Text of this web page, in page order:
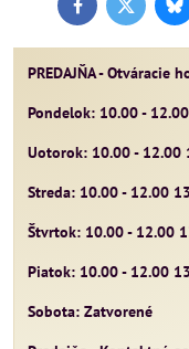
FacebookTwitter
PREDAJŇA - Otváracie
Pondelok: 10.00 -
Uotorok: 10.00 - 12.00
Streda: 10.00 - 12.00
Štvrtok: 10.00 - 12.00
Piatok: 10.00 - 12.00
Sobota: Zatvorené